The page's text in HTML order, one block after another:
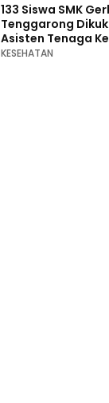
133 Siswa SMK
Tenggarong
Asisten Tenaga
KESEHATAN